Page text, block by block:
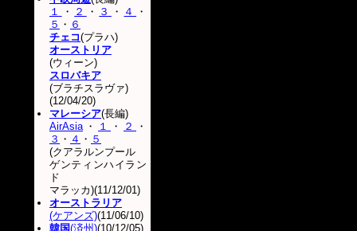
１
・ ２ ・ ３ ・ ４
・
５ ・ ６
チェコ(プラハ)
オーストリア
(ウィーン)
スロバキア
(ブラチスラヴァ)
(12/04/20)
マレーシア(長編)
AirAsia・ １ ・ ２
・
３ ・ ４ ・ ５
(クアラルンプール
ゲンティンハイラン
ド
マラッカ)(11/12/01)
オーストラリア
(ケアンズ)(11/06/10)
韓国(済州)(10/12/05)